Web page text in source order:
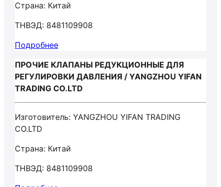
Страна: Китай
ТНВЭД: 8481109908
Подробнее
ПРОЧИЕ КЛАПАНЫ РЕДУКЦИОННЫЕ ДЛЯ
РЕГУЛИРОВКИ ДАВЛЕНИЯ / YANGZHOU YIFAN
TRADING CO.LTD
Изготовитель: YANGZHOU YIFAN TRADING
CO.LTD
Страна: Китай
ТНВЭД: 8481109908